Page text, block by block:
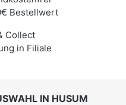
Bestellwert
Collect
in Filiale
IN HUSUM